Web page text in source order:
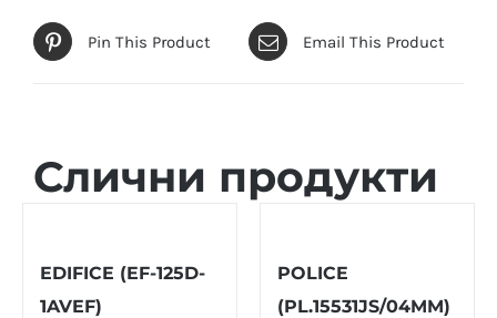
Pin This Product Email This Product
Слични продукти
EDIFICE (EF-125D-
1AVEF)
POLICE
(PL.15531JS/04MM)